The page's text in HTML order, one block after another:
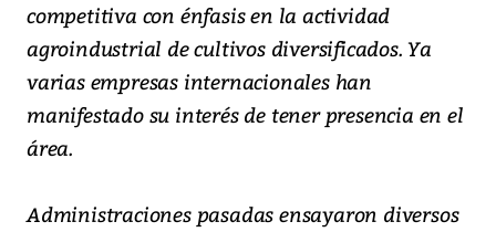
competitiva con énfasis en la actividad
agroindustrial de cultivos diversificados. Ya
varias empresas internacionales han
manifestado su interés de tener presencia en el
área.
Administraciones pasadas ensayaron diversos